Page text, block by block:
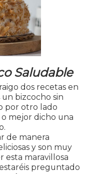
Saludable
dos recetas en
bizcocho sin
por otro lado
mejor dicho una
de manera
y son muy
esta maravillosa
preguntado